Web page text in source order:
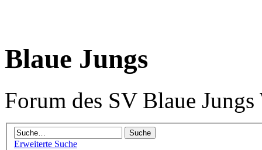
Blaue Jungs
Forum des SV Blaue
Erweiterte Suche